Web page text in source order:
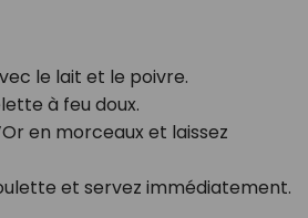
le lait et le poivre.
à feu doux.
en morceaux et laissez
et servez immédiatement.